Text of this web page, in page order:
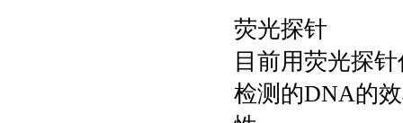
荧光探针
目前用荧光探
检测的DNA的